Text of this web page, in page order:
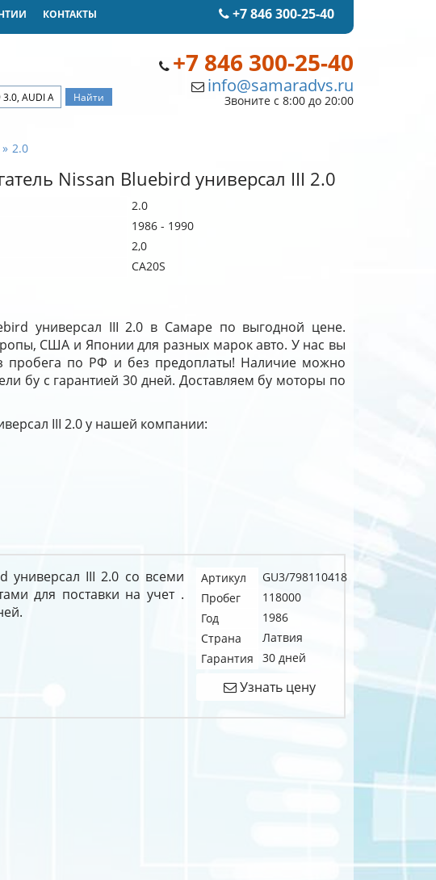
+7 846 300-25-40
КОНТАКТЫ
+7 846 300-25-40
info@samaradvs.ru
Звоните с 8:00 до 20:00
2.0
Nissan Bluebird универсал III 2.0
2.0
1986 - 1990
2,0
CA20S
универсал III 2.0 в Самаре по выгодной цене.
США и Японии для разных марок авто. У нас вы
пробега по РФ и без предоплаты! Наличие можно
бу с гарантией 30 дней. Доставляем бу моторы по
III 2.0 у нашей компании:
универсал III 2.0 со всеми
для поставки на учет .
Артикул
GU3/798110418
Пробег
118000
Год
1986
Страна
Латвия
Гарантия
30 дней
Узнать цену